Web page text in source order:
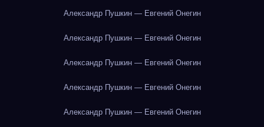
Александр Пушкин — Евгений Онегин
Александр Пушкин — Евгений Онегин
Александр Пушкин — Евгений Онегин
Александр Пушкин — Евгений Онегин
Александр Пушкин — Евгений Онегин